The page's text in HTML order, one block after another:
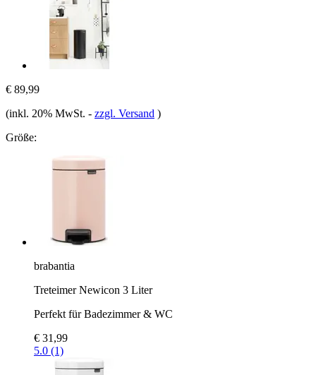
€ 89,99
(inkl. 20% MwSt. - zzgl. Versand )
Größe:
brabantia
Treteimer Newicon 3 Liter
Perfekt für Badezimmer & WC
€ 31,99
5.0 (1)